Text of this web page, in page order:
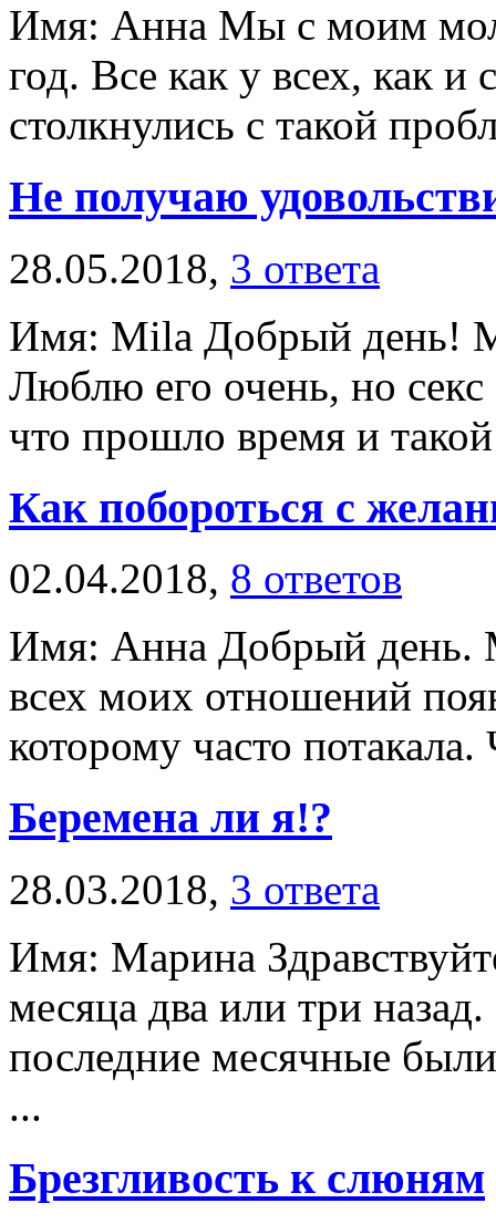
Имя: Анна Мы с моим
год. Все как у всех, как
столкнулись с такой
Не получаю
28.05.2018, 3 ответа
Имя: Mila Добрый день!
Люблю его очень, но
что прошло время и
Как побороться с
02.04.2018, 8 ответов
Имя: Анна Добрый день.
всех моих отношений
которому часто
Беремена ли я!?
28.03.2018, 3 ответа
Имя: Марина
месяца два или три
последние месячные
...
Брезгливость к слюням